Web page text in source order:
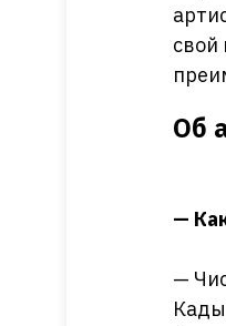
свой
Об
—
—